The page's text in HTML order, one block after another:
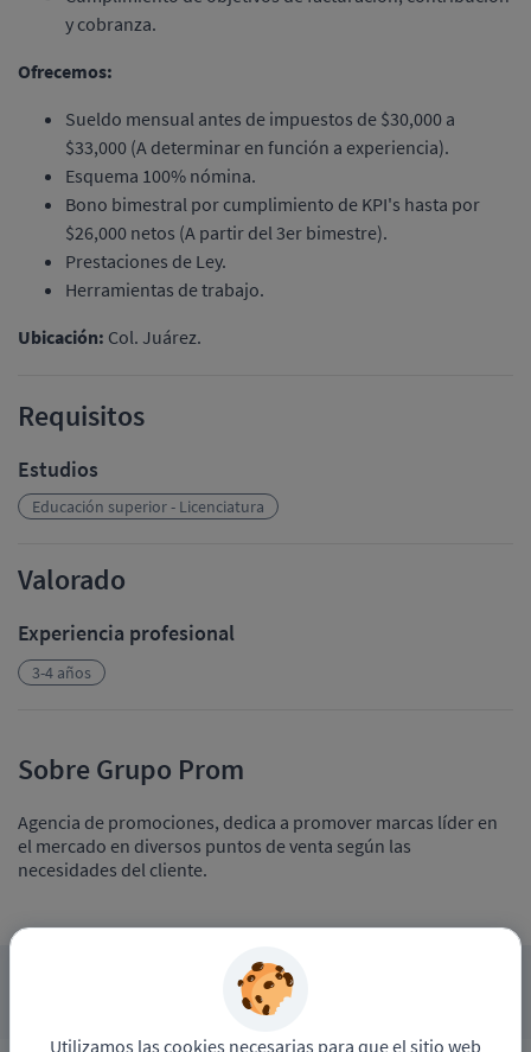
y cobranza.
Ofrecemos:
Sueldo mensual antes de impuestos de $30,000 a
$33,000 (A determinar en función a experiencia).
Esquema 100% nómina.
Bono bimestral por cumplimiento de KPI's hasta por
$26,000 netos (A partir del 3er bimestre).
Prestaciones de Ley.
Herramientas de trabajo.
Ubicación: Col. Juárez.
Requisitos
Estudios
Educación superior - Licenciatura
Valorado
Experiencia profesional
3-4 años
Sobre Grupo Prom
Agencia de promociones, dedica a promover marcas líder en
el mercado en diversos puntos de venta según las
necesidades del cliente.
APLICAR A ESTE PROCESO
Utilizamos las cookies necesarias para que el sitio web